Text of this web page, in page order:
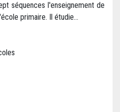
séquences l'enseignement de
primaire. Il étudie...